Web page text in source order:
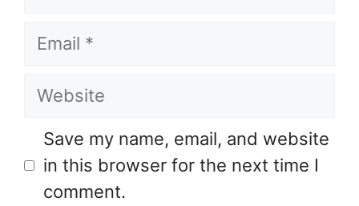
Email
Website
Save my name, email, and website
in this browser for the next time I
comment.